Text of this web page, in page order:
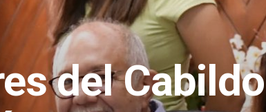
del Cabildo